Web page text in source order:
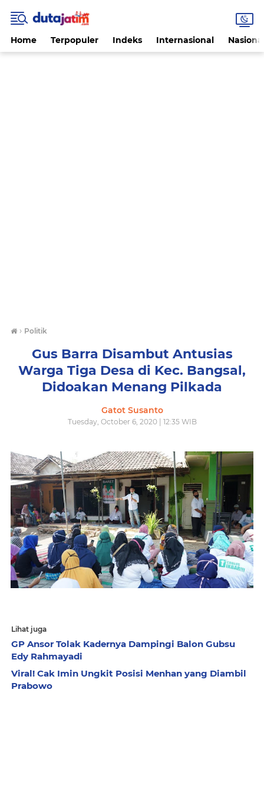
Home Terpopuler Indeks Internasional
› Politik
Gus Barra Disambut Antusias
Warga Tiga Desa di Kec. Bangsal,
Didoakan Menang Pilkada
Gatot Susanto
Tuesday, October 6, 2020 | 12:35 WIB
Lihat juga
GP Ansor Tolak Kadernya Dampingi Balon Gubsu
Edy Rahmayadi
Viral! Cak Imin Ungkit Posisi Menhan yang Diambil
Prabowo